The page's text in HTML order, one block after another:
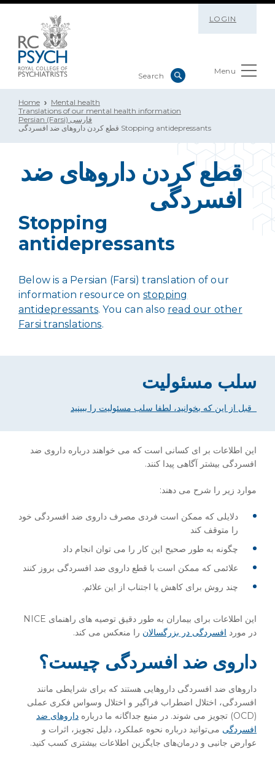
LOGIN
Menu
Home
Mental health
Translations of our mental health information
Persian (Farsi) فارسی
قطع کردن داروهای ضد افسردگی Stopping antidepressants
قطع کردن داروهای ضد
افسردگی
Stopping
antidepressants
Below is a Persian (Farsi) translation of our
information resource on stopping
antidepressants. You can also read our other
Farsi translations.
سلب مسئولیت
قبل از این که بخوانید، لطفا سلب مسئولیت را ببینید
این اطلاعات بر ای کسانی است که می خواهند درباره داروی ضد
افسردگی بیشتر آگاهی پیدا کنند.
موارد زیر را شرح می دهند:
دلایلی که ممکن است فردی مصرف داروی ضد افسردگی خود
را متوقف کند
چگونه به طور صحیح این کار را می توان انجام داد
علائمی که ممکن است با قطع داروی ضد افسردگی بروز کنند
چند روش برای کاهش یا اجتناب از این علائم.
این اطلاعات برای بیماران به طور دقیق توصیه های راهنمای NICE
در مورد افسردگی در بزرگسالان را منعکس می کند.
داروی ضد افسردگی چیست؟
داروهای ضد افسردگی داروهایی هستند که برای شرایطی مانند
افسردگی، اختلال اضطراب فراگیر و اختلال وسواس فکری عملی
(OCD) تجویز می شوند. در منبع جداگانه ما درباره
داروهای ضد
افسردگی می‌توانید درباره نحوه عملکرد، دلیل تجویز، اثرات و
عوارض جانبی و درمان‌های جایگزین اطلاعات بیشتری کسب کنید.